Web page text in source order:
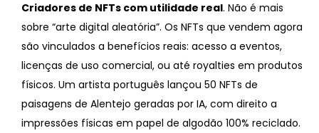
Criadores de NFTs com utilidade real. Não é mais
sobre “arte digital aleatória”. Os NFTs que vendem agora
são vinculados a benefícios reais: acesso a eventos,
licenças de uso comercial, ou até royalties em produtos
físicos. Um artista português lançou 50 NFTs de
paisagens de Alentejo geradas por IA, com direito a
impressões físicas em papel de algodão 100% reciclado.